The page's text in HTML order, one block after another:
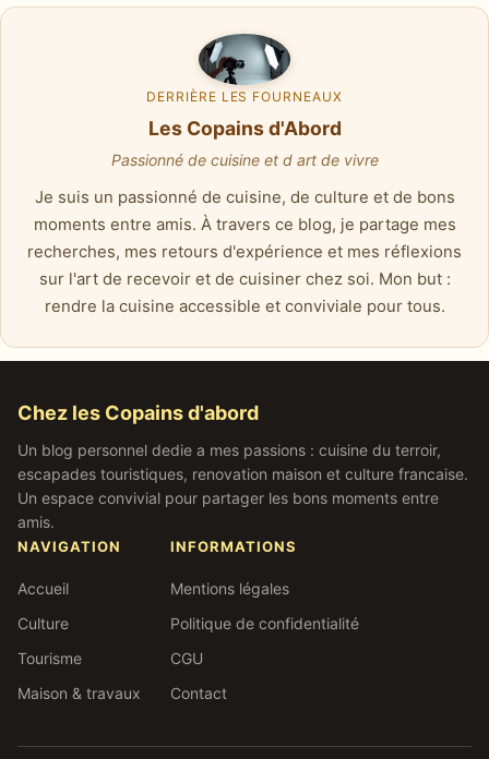
DERRIÈRE LES FOURNEAUX
Les Copains d'Abord
Passionné de cuisine et d art de vivre
Je suis un passionné de cuisine, de culture et de bons
moments entre amis. À travers ce blog, je partage mes
recherches, mes retours d'expérience et mes réflexions
sur l'art de recevoir et de cuisiner chez soi. Mon but :
rendre la cuisine accessible et conviviale pour tous.
Chez les Copains d'abord
Un blog personnel dedie a mes passions : cuisine du terroir,
escapades touristiques, renovation maison et culture francaise.
Un espace convivial pour partager les bons moments entre
amis.
NAVIGATION
Accueil
Culture
Tourisme
Maison & travaux
INFORMATIONS
Mentions légales
Politique de confidentialité
CGU
Contact